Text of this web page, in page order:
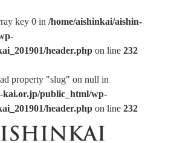
key 0 in /home/aishinkai/aishin-
header.php on line 232
property "slug" on null in
kai.or.jp/public_html/wp-
header.php on line 232